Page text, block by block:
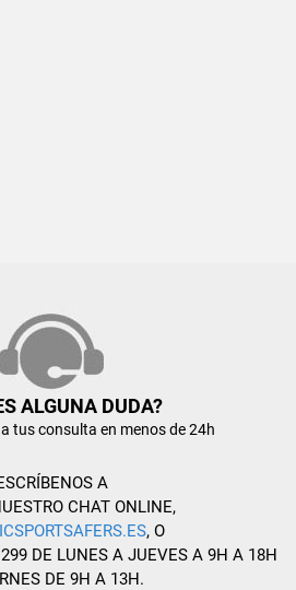
ALGUNA DUDA?
tus consulta en menos de 24h
A
CHAT ONLINE,
, O
DE LUNES A JUEVES A 9H A 18H
DE 9H A 13H.